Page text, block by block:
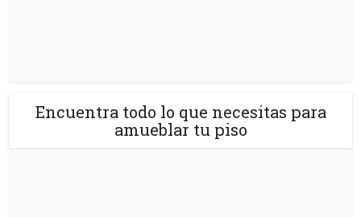
Encuentra todo lo que necesitas para
amueblar tu piso